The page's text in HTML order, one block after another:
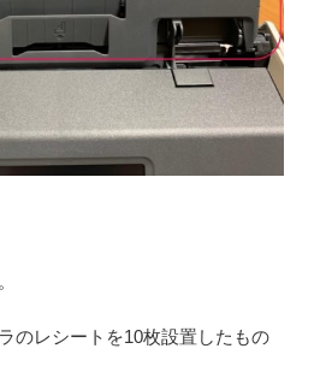
のレシートを10枚設置したもの